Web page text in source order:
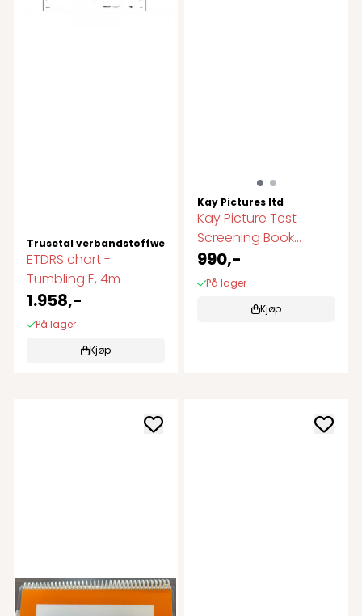
Trusetal verbandstoffwerk gmbh
ETDRS chart -
Tumbling E, 4m
1.958,-
På lager
Kjøp
Kay Pictures ltd
Kay Picture Test
Screening Book
Synsscreening ...
990,-
På lager
Kjøp